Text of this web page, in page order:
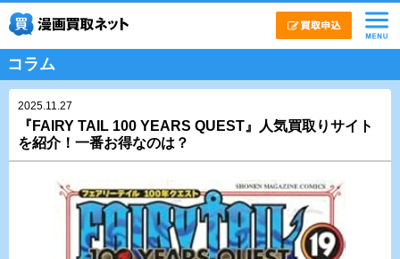
コラム
2025.11.27
『FAIRY TAIL 100 YEARS QUEST』人気買取りサイト
を紹介！一番お得なのは？